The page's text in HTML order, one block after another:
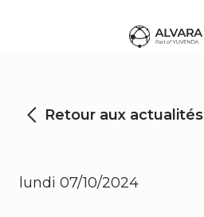
Retour aux actualités
lundi 07/10/2024